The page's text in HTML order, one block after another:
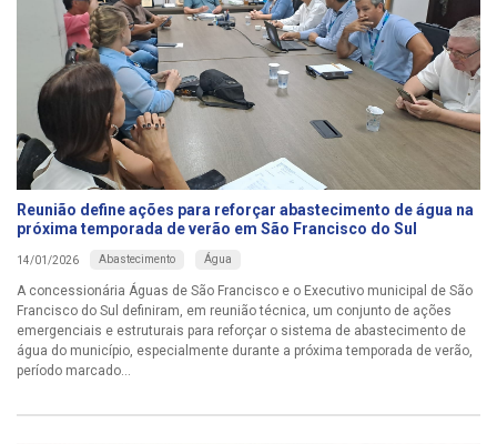
Reunião define ações para reforçar abastecimento de água na
próxima temporada de verão em São Francisco do Sul
14/01/2026 Abastecimento Água
A concessionária Águas de São Francisco e o Executivo municipal de São
Francisco do Sul definiram, em reunião técnica, um conjunto de ações
emergenciais e estruturais para reforçar o sistema de abastecimento de
água do município, especialmente durante a próxima temporada de verão,
período marcado...